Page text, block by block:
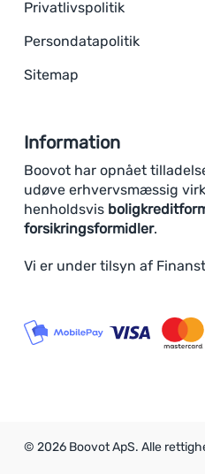
Privatlivspolitik
Persondatapolitik
Sitemap
Information
Boovot har opnået
udøve erhvervsmæssig
henholdsvis
forsikringsformidler.
Vi er under tilsyn af
© 2026 Boovot ApS. Alle